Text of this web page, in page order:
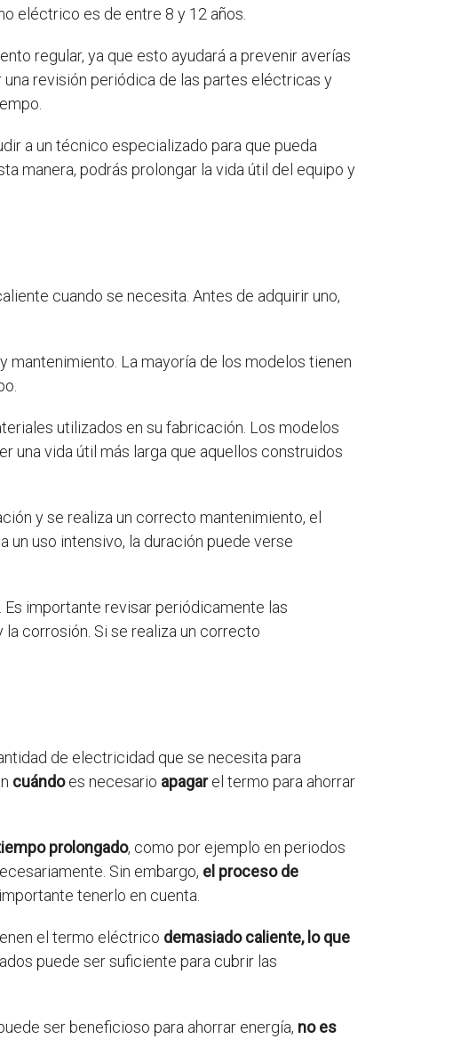
eléctrico es de entre 8 y 12 años.
regular, ya que esto ayudará a prevenir averías
revisión periódica de las partes eléctricas y
a un técnico especializado para que pueda
manera, podrás prolongar la vida útil del equipo y
cuando se necesita. Antes de adquirir uno,
La mayoría de los modelos tienen
utilizados en su fabricación. Los modelos
una vida útil más larga que aquellos construidos
y se realiza un correcto mantenimiento, el
un uso intensivo, la duración puede verse
importante revisar periódicamente las
corrosión. Si se realiza un correcto
de electricidad que se necesita para
cuándoes necesario apagarel termo para ahorrar
prolongado, como por ejemplo en periodos
Sin embargo, el proceso de
tenerlo en cuenta.
el termo eléctrico demasiado caliente, lo que
puede ser suficiente para cubrir las
ser beneficioso para ahorrar energía, no es